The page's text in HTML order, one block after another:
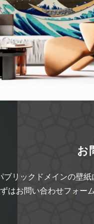
お
ブリックドメインの壁
はお問い合わせフォー